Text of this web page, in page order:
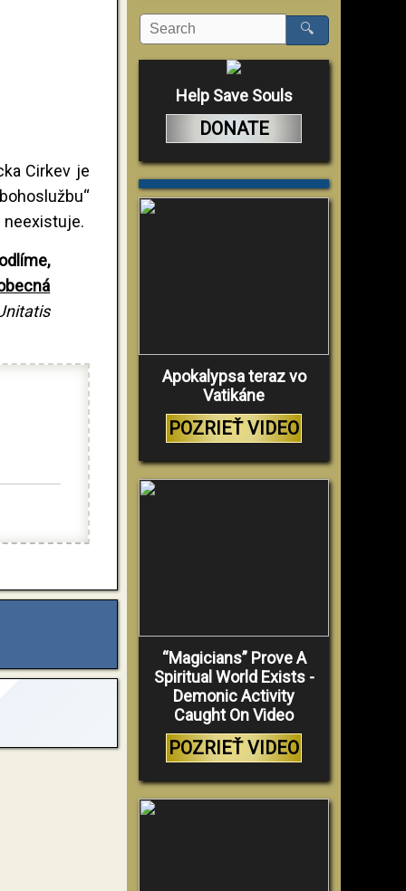
Cirkev je
neexistuje.
🔍
Help Save Souls
DONATE
Apokalypsa teraz vo
Vatikáne
POZRIEŤ VIDEO
“Magicians” Prove A
Spiritual World Exists -
Demonic Activity
Caught On Video
POZRIEŤ VIDEO